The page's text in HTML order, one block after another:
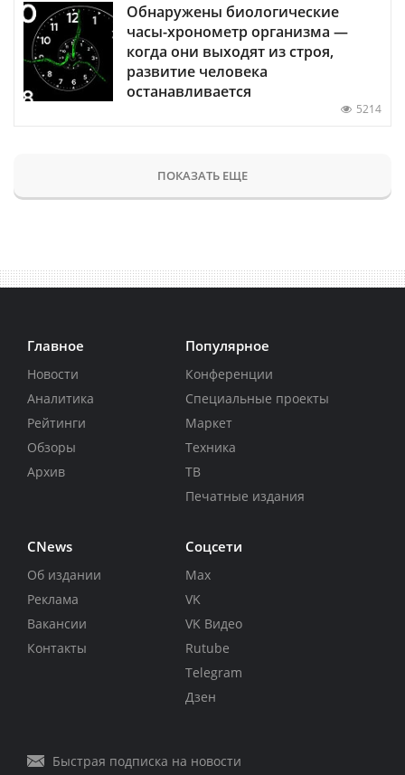
Обнаружены биологические
часы-хронометр организма —
когда они выходят из строя,
развитие человека
останавливается
5214
ПОКАЗАТЬ ЕЩЕ
Главное
Новости
Аналитика
Рейтинги
Обзоры
Архив
Популярное
Конференции
Специальные проекты
Маркет
Техника
ТВ
Печатные издания
CNews
Об издании
Реклама
Вакансии
Контакты
Соцсети
Max
VK
VK Видео
Rutube
Telegram
Дзен
Быстрая подписка на новости